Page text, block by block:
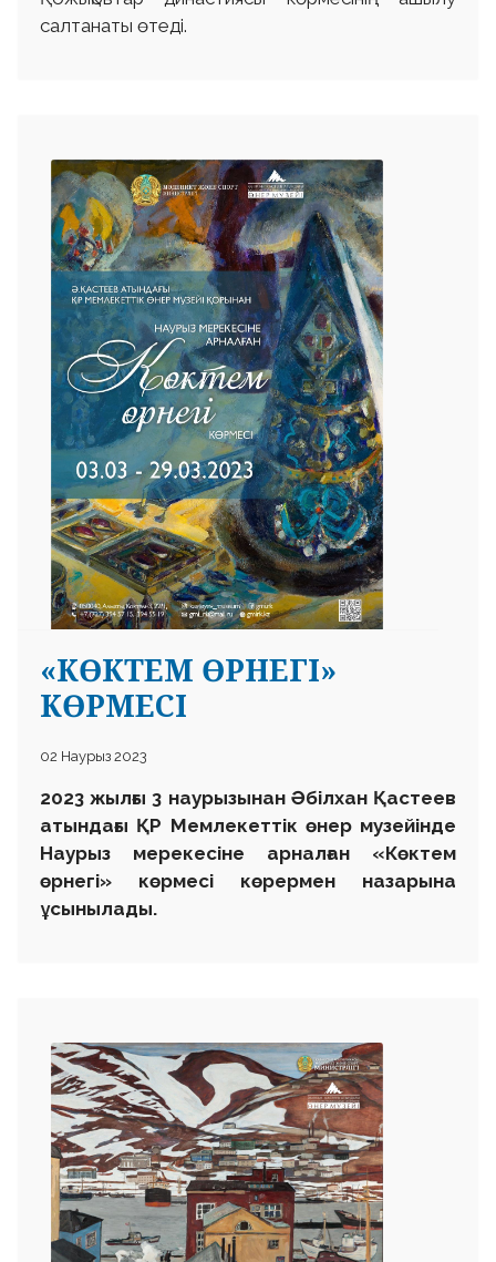
салтанаты өтеді.
«КӨКТЕМ ӨРНЕГІ»
КӨРМЕСІ
02 Наурыз 2023
2023 жылғы 3 наурызынан Әбілхан Қастеев
атындағы ҚР Мемлекеттік өнер музейінде
Наурыз мерекесіне арналған «Көктем
өрнегі» көрмесі көрермен назарына
ұсынылады.